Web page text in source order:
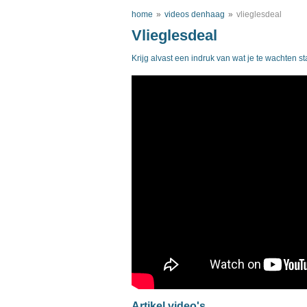
home » videos denhaag » vlieglesdeal
Vlieglesdeal
Krijg alvast een indruk van wat je te wachten